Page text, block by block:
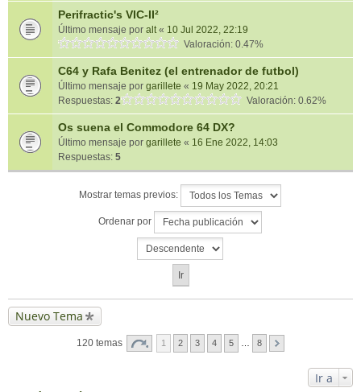
Perifractic's VIC-II²
Último mensaje por alt« 10 Jul 2022, 22:19
Valoración: 0.47%
C64 y Rafa Benitez (el entrenador de futbol)
Último mensaje por garillete « 19 May 2022, 20:21
Respuestas: 2 Valoración: 0.62%
Os suena el Commodore 64 DX?
Último mensaje por garillete « 16 Ene 2022, 14:03
Respuestas: 5
Mostrar temas previos:
Ordenar por
Nuevo Tema
120 temas 1 2 3 4 5 8
Ir a